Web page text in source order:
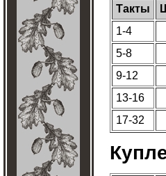
Такты
1-4
5-8
9-12
13-16
17-32